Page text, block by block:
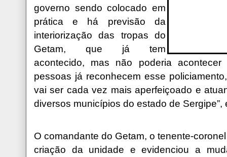
governo sendo colocado em
prática e há previsão da
interiorização das tropas do
Getam, que já tem
acontecido, mas não poderia
pessoas já reconhecem esse
vai ser cada vez mais aperfeiçoado e
diversos municípios do estado de Sergipe”,
O comandante do Getam, o tenente-
criação da unidade e evidenciou a